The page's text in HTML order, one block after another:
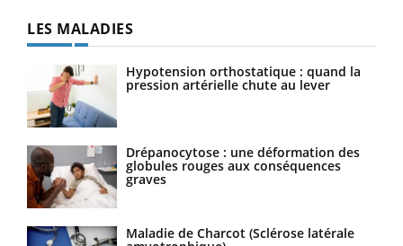
LES MALADIES
Hypotension orthostatique : quand la
pression artérielle chute au lever
Drépanocytose : une déformation des
globules rouges aux conséquences
graves
Maladie de Charcot (Sclérose latérale